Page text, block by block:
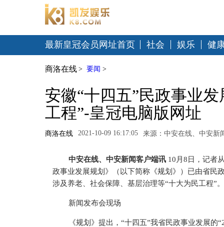
最新皇冠会员网址首页 社会 娱乐 健
商洛在线 > 要闻 >
安徽“十四五”民政事业
工程”-皇冠电脑版网址
商洛在线 2021-10-09 16:17:05 来源：中安在线、中安新
中安在线、中安新闻客户端讯 10月8日，记者
政事业发展规划》（以下简称《规划》）已由省民
涉及养老、社会保障、基层治理等“十大为民工程”。
新闻发布会现场
《规划》提出，“十四五”我省民政事业发展